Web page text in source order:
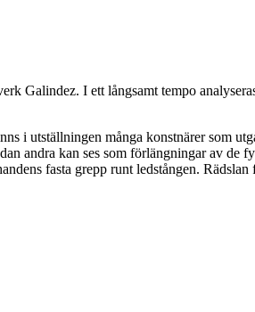
Galindez. I ett långsamt tempo
i utställningen många konstnärer som
andra kan ses som förlängningar av de
fasta grepp runt ledstången.